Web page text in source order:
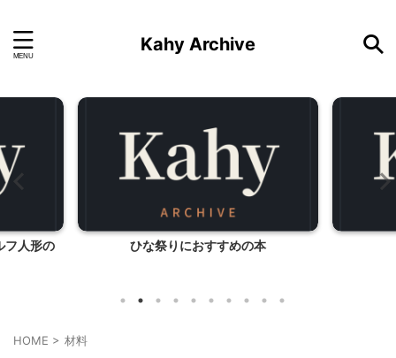
Kahy Archive
人形の ひな祭りにおすすめの本
HOME > 材料